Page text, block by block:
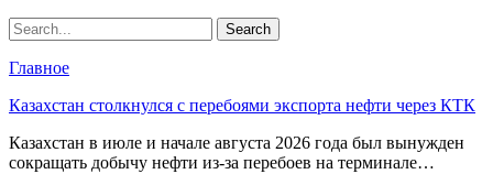
Главное
Казахстан столкнулся с перебоями экспорта нефти через КТК
Казахстан в июле и начале августа 2026 года был вынужден
сокращать добычу нефти из-за перебоев на терминале…